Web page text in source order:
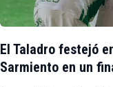
El Taladro festejó
Sarmiento en un